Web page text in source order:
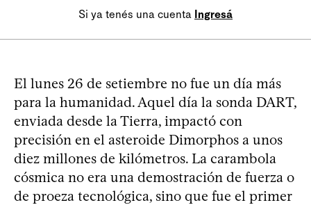
Si ya tenés una cuenta Ingresá
El lunes 26 de setiembre no fue un día más
para la humanidad. Aquel día la sonda DART,
enviada desde la Tierra, impactó con
precisión en el asteroide Dimorphos a unos
diez millones de kilómetros. La carambola
cósmica no era una demostración de fuerza o
de proeza tecnológica, sino que fue el primer